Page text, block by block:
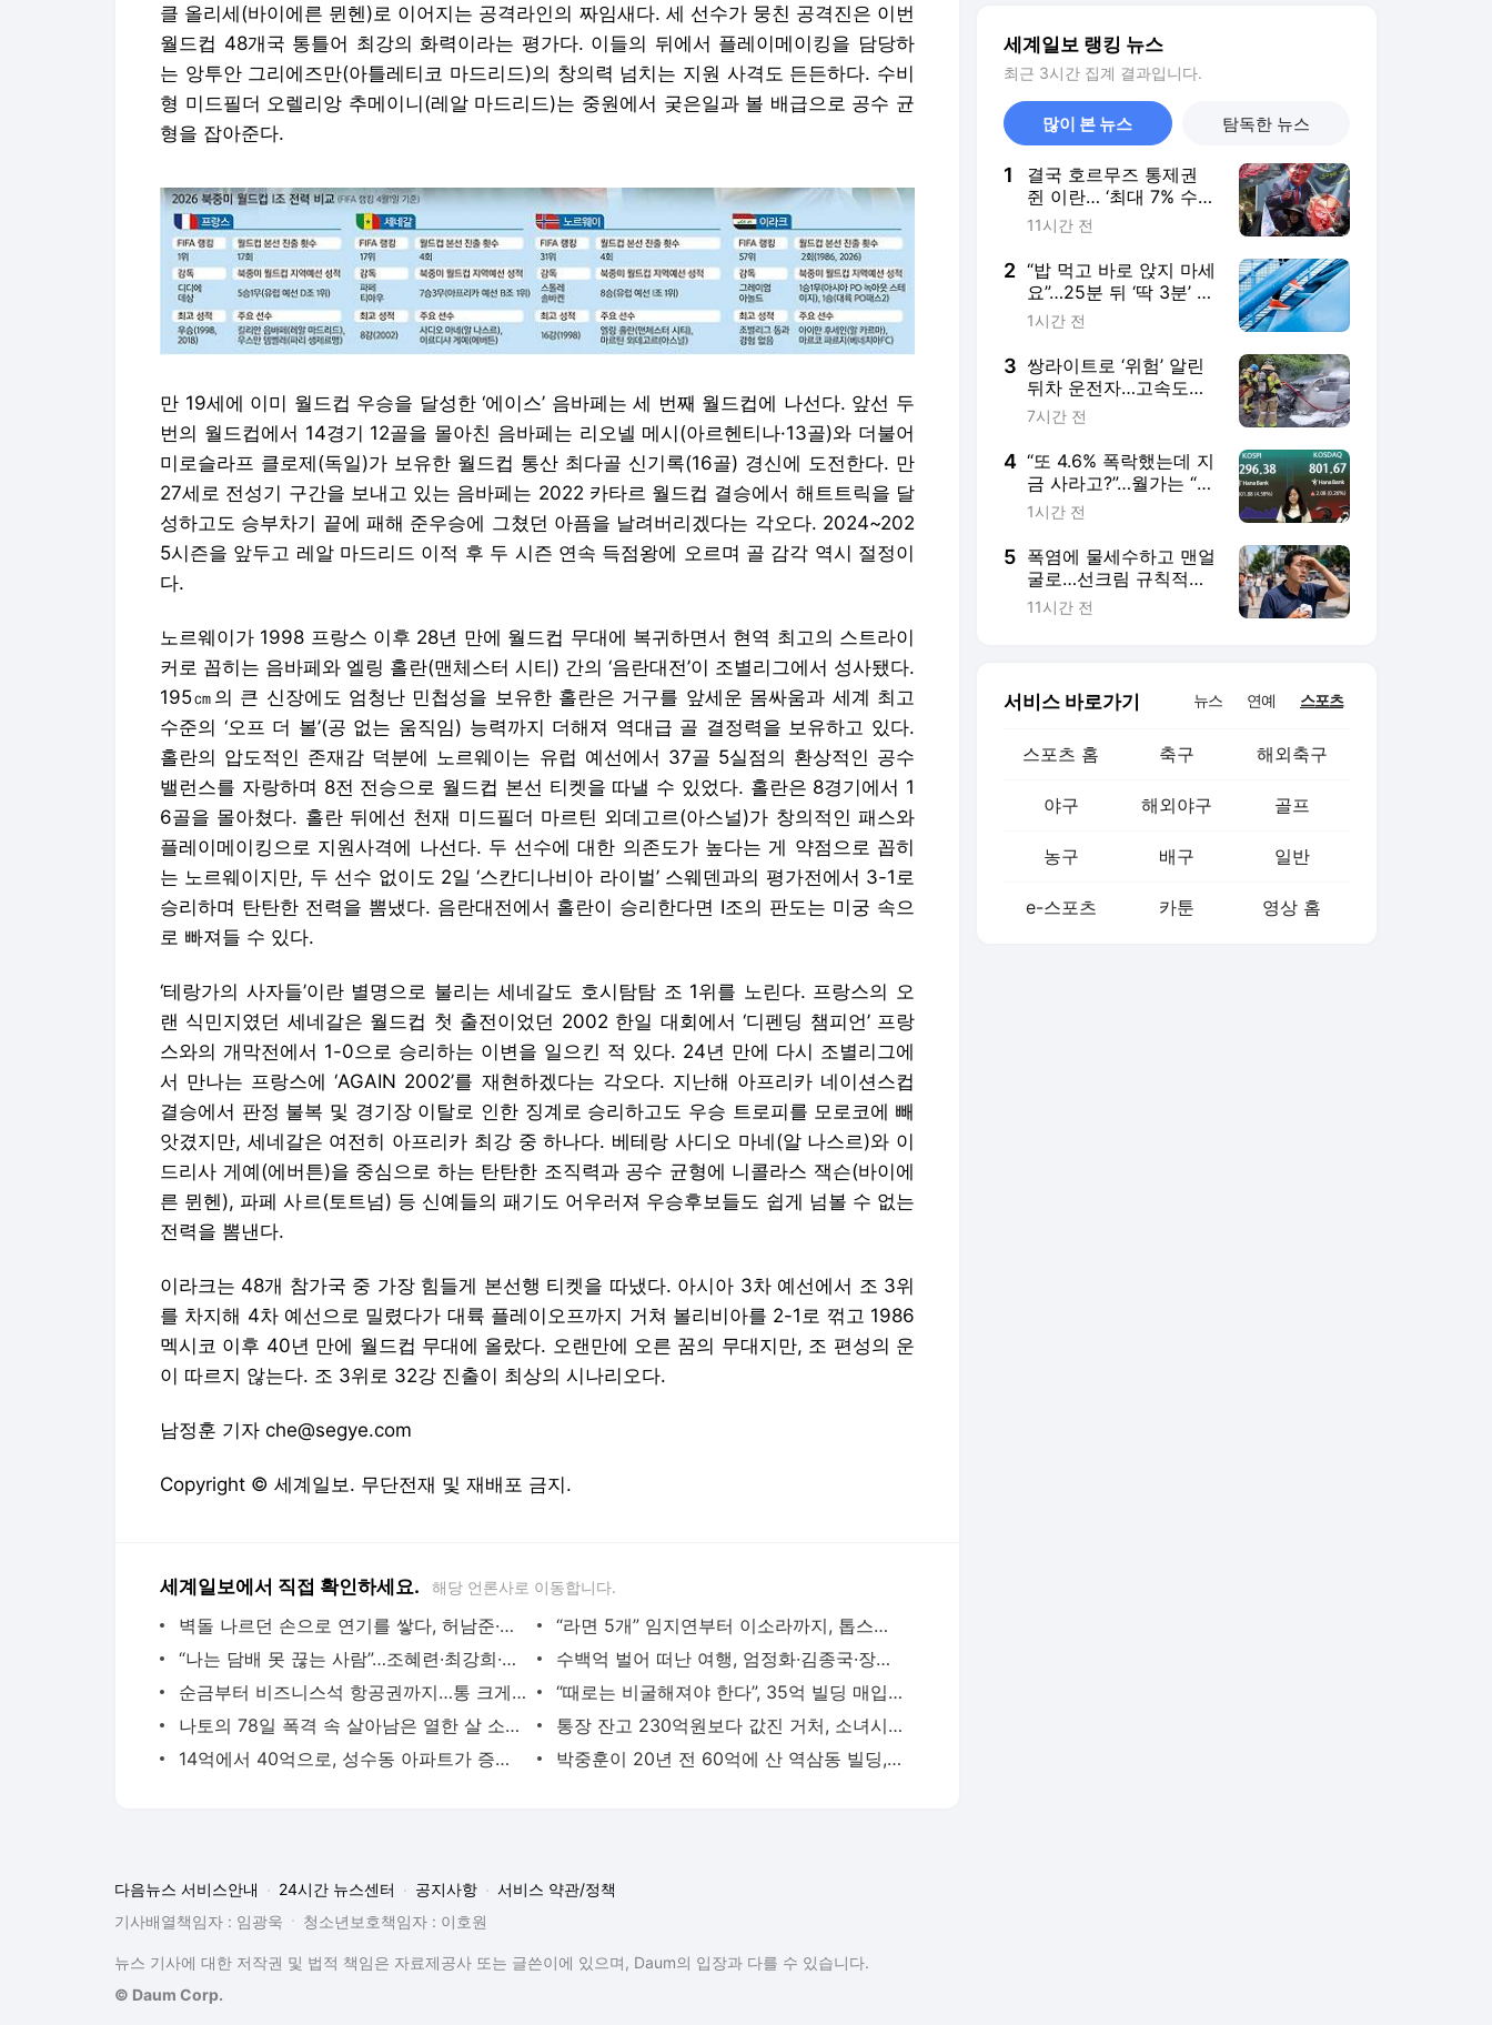
클 올리세(바이에른 뮌헨)로 이어지는 공격라인의 짜임새다. 세 선수가 뭉친 공격진은 이번
월드컵 48개국 통틀어 최강의 화력이라는 평가다. 이들의 뒤에서 플레이메이킹을 담당하
는 앙투안 그리에즈만(아틀레티코 마드리드)의 창의력 넘치는 지원 사격도 든든하다. 수비
형 미드필더 오렐리앙 추메이니(레알 마드리드)는 중원에서 궂은일과 볼 배급으로 공수 균
형을 잡아준다.
만 19세에 이미 월드컵 우승을 달성한 ‘에이스’ 음바페는 세 번째 월드컵에 나선다. 앞선 두
번의 월드컵에서 14경기 12골을 몰아친 음바페는 리오넬 메시(아르헨티나·13골)와 더불어
미로슬라프 클로제(독일)가 보유한 월드컵 통산 최다골 신기록(16골) 경신에 도전한다. 만
27세로 전성기 구간을 보내고 있는 음바페는 2022 카타르 월드컵 결승에서 해트트릭을 달
성하고도 승부차기 끝에 패해 준우승에 그쳤던 아픔을 날려버리겠다는 각오다. 2024~202
5시즌을 앞두고 레알 마드리드 이적 후 두 시즌 연속 득점왕에 오르며 골 감각 역시 절정이
다.
노르웨이가 1998 프랑스 이후 28년 만에 월드컵 무대에 복귀하면서 현역 최고의 스트라이
커로 꼽히는 음바페와 엘링 홀란(맨체스터 시티) 간의 ‘음란대전’이 조별리그에서 성사됐다.
195㎝의 큰 신장에도 엄청난 민첩성을 보유한 홀란은 거구를 앞세운 몸싸움과 세계 최고
수준의 ‘오프 더 볼’(공 없는 움직임) 능력까지 더해져 역대급 골 결정력을 보유하고 있다.
홀란의 압도적인 존재감 덕분에 노르웨이는 유럽 예선에서 37골 5실점의 환상적인 공수
밸런스를 자랑하며 8전 전승으로 월드컵 본선 티켓을 따낼 수 있었다. 홀란은 8경기에서 1
6골을 몰아쳤다. 홀란 뒤에선 천재 미드필더 마르틴 외데고르(아스널)가 창의적인 패스와
플레이메이킹으로 지원사격에 나선다. 두 선수에 대한 의존도가 높다는 게 약점으로 꼽히
는 노르웨이지만, 두 선수 없이도 2일 ‘스칸디나비아 라이벌’ 스웨덴과의 평가전에서 3-1로
승리하며 탄탄한 전력을 뽐냈다. 음란대전에서 홀란이 승리한다면 I조의 판도는 미궁 속으
로 빠져들 수 있다.
‘테랑가의 사자들’이란 별명으로 불리는 세네갈도 호시탐탐 조 1위를 노린다. 프랑스의 오
랜 식민지였던 세네갈은 월드컵 첫 출전이었던 2002 한일 대회에서 ‘디펜딩 챔피언’ 프랑
스와의 개막전에서 1-0으로 승리하는 이변을 일으킨 적 있다. 24년 만에 다시 조별리그에
서 만나는 프랑스에 ‘AGAIN 2002’를 재현하겠다는 각오다. 지난해 아프리카 네이션스컵
결승에서 판정 불복 및 경기장 이탈로 인한 징계로 승리하고도 우승 트로피를 모로코에 빼
앗겼지만, 세네갈은 여전히 아프리카 최강 중 하나다. 베테랑 사디오 마네(알 나스르)와 이
드리사 게예(에버튼)을 중심으로 하는 탄탄한 조직력과 공수 균형에 니콜라스 잭슨(바이에
른 뮌헨), 파페 사르(토트넘) 등 신예들의 패기도 어우러져 우승후보들도 쉽게 넘볼 수 없는
전력을 뽐낸다.
이라크는 48개 참가국 중 가장 힘들게 본선행 티켓을 따냈다. 아시아 3차 예선에서 조 3위
를 차지해 4차 예선으로 밀렸다가 대륙 플레이오프까지 거쳐 볼리비아를 2-1로 꺾고 1986
멕시코 이후 40년 만에 월드컵 무대에 올랐다. 오랜만에 오른 꿈의 무대지만, 조 편성의 운
이 따르지 않는다. 조 3위로 32강 진출이 최상의 시나리오다.
남정훈 기자 che@segye.com
Copyright © 세계일보. 무단전재 및 재배포 금지.
세계일보에서 직접 확인하세요. 해당 언론사로 이동합니다.
벽돌 나르던 손으로 연기를 쌓다, 허남준·안보현·이도현의 굳은살 기록
“라면 5개” 임지연부터 이소라까지, 톱스타들의 살 안 찌는 루틴
“나는 담배 못 끊는 사람”…조혜련·최강희·김동완이 금연에 성공한 이유
수백억 벌어 떠난 여행, 엄정화·김종국·장윤정이 마주한 진짜 성공
순금부터 비즈니스석 항공권까지…통 크게 스태프 챙긴 소지섭·아이유·김우빈
“때로는 비굴해져야 한다”, 35억 빌딩 매입한 권성준 셰프의 자산 증식법
나토의 78일 폭격 속 살아남은 열한 살 소년은 어떻게 세계 1위가 됐나
통장 잔고 230억원보다 값진 거처, 소녀시대 유리가 제주 촌동네를 택한 이유
14억에서 40억으로, 성수동 아파트가 증명한 남궁민의 27년 공식
박중훈이 20년 전 60억에 산 역삼동 빌딩, 400억 차익 만든 침묵의 법칙
세계일보 랭킹 뉴스
최근 3시간 집계 결과입니다.
많이 본 뉴스 탐독한 뉴스
1
결국 호르무즈 통제권
쥔 이란… ‘최대 7% 수수
료’ 막판 조율
11시간 전
2 “밥 먹고 바로 앉지 마세
요”…25분 뒤 ‘딱 3분’ 계
단 탔더니 혈당 ‘18.4
1시간 전
3 쌍라이트로 ‘위험’ 알린
뒤차 운전자…고속도로
차량 전소에도 인명피해
7시간 전
4 “또 4.6% 폭락했는데 지
금 사라고?”…월가는 “코
스피 1만2000 간다” [숫
1시간 전
5 폭염에 물세수하고 맨얼
굴로…선크림 규칙적으
로 바르는 남성 단 9.5%
11시간 전
서비스 바로가기 뉴스 연예 스포츠
스포츠 홈 축구 해외축구
야구 해외야구 골프
농구 배구 일반
e-스포츠 카툰 영상 홈
다음뉴스 서비스안내 24시간 뉴스센터 공지사항
서비스 약관/정책
기사배열책임자 : 임광욱
청소년보호책임자 : 이호원
뉴스 기사에 대한 저작권 및 법적 책임은 자료제공사 또는 글쓴이에 있으며, Daum의 입장과 다를 수 있습니다.
© Daum Corp.